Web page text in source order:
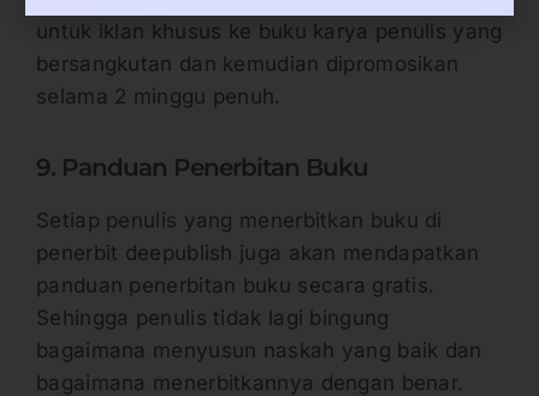
untuk iklan khusus ke buku karya penulis yang
bersangkutan dan kemudian dipromosikan
selama 2 minggu penuh.
9. Panduan Penerbitan Buku
Setiap penulis yang menerbitkan buku di
penerbit deepublish juga akan mendapatkan
panduan penerbitan buku secara gratis.
Sehingga penulis tidak lagi bingung
bagaimana menyusun naskah yang baik dan
bagaimana menerbitkannya dengan benar.